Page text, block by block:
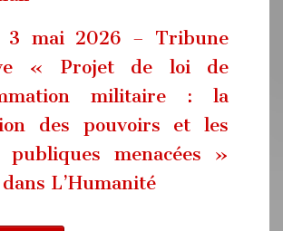
3 mai 2026 – Tribune
« Projet de loi de
militaire : la
des pouvoirs et les
publiques menacées »
L’Humanité